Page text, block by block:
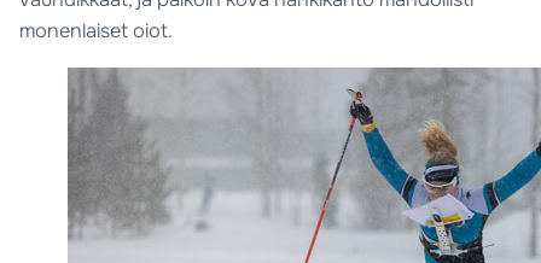
monenlaiset oiot.